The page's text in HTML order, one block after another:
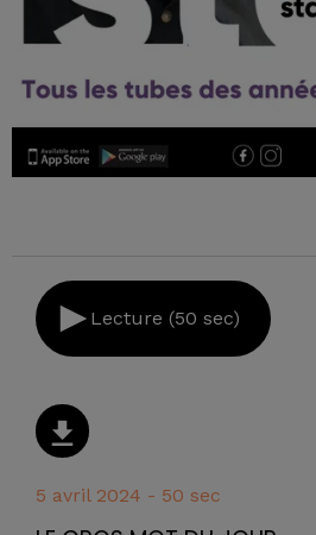
Lecture (50 sec)
5 avril 2024 - 50 sec